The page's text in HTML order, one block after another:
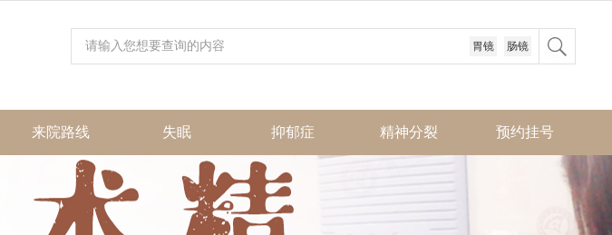
胃镜 肠镜
来院路线 失眠 抑郁症 精神分裂 预约挂号